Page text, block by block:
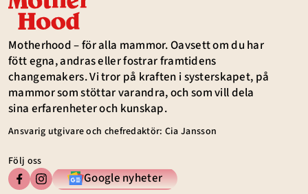
Motherhood – för alla mammor. Oavsett om du har
fött egna, andras eller fostrar framtidens
changemakers. Vi tror på kraften i systerskapet, på
mammor som stöttar varandra, och som vill dela
sina erfarenheter och kunskap.
Ansvarig utgivare och chefredaktör: Cia Jansson
Följ oss
Google nyheter